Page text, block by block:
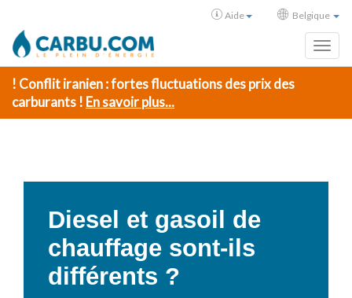
Aide Belgique
! Conflit iranien : fortes fluctuations des prix des
carburants ! En savoir plus...
Diesel et gasoil de
chauffage sont-ils
différents ?